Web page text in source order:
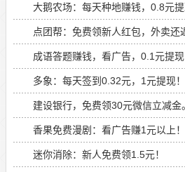
大鹅农场：每天种地赚钱，0.8元提
点团帮：免费领新人红包，外卖还
成语答题赚钱，看广告，0.1元提现
多象：每天签到0.32元，1元提现！
建设银行，免费领30元微信立减金。
香果免费漫剧：看广告赚1元以上！
迷你消除：新人免费领1.5元！